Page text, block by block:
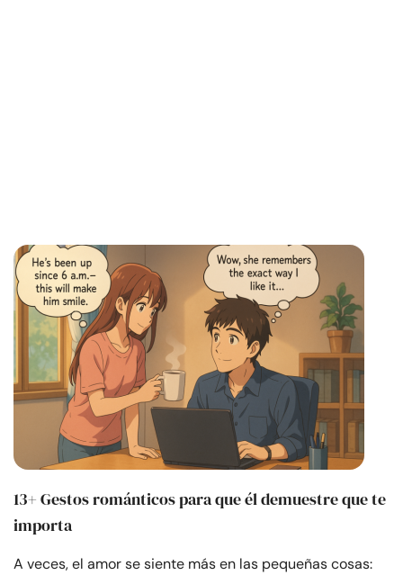
13+ Gestos románticos para que él demuestre que te
importa
A veces, el amor se siente más en las pequeñas cosas: